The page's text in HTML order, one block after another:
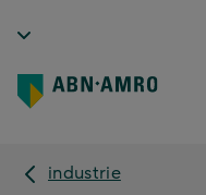
industrie